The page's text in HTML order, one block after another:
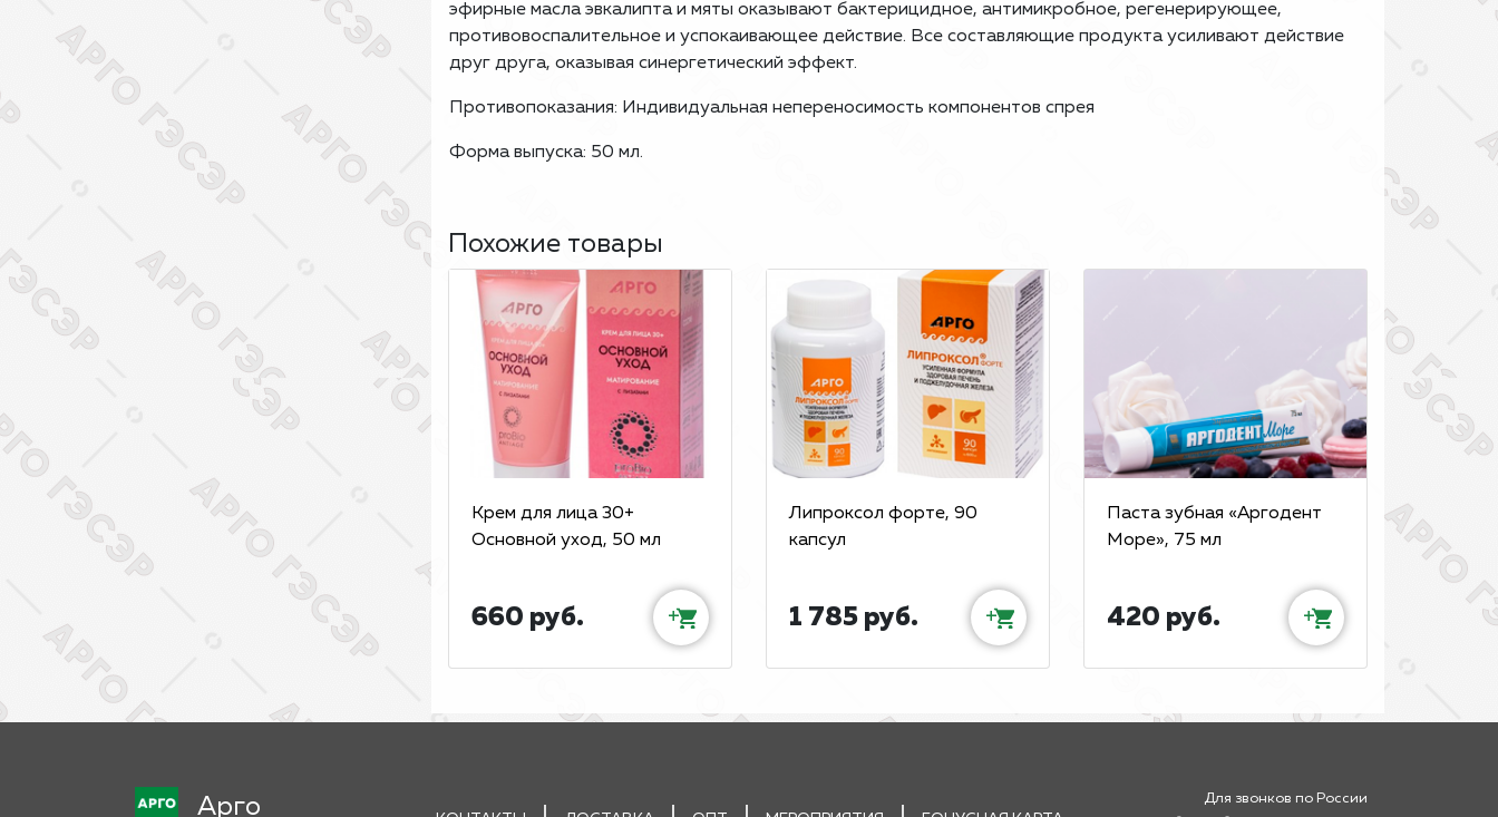
эфирные масла эвкалипта и мяты оказывают бактерицидное, антимикробное, регенерирующее,
противовоспалительное и успокаивающее действие. Все составляющие продукта усиливают действие
друг друга, оказывая синергетический эффект.
Противопоказания: Индивидуальная непереносимость компонентов спрея
Форма выпуска: 50 мл.
Похожие товары
Крем для лица 30+
Основной уход, 50 мл
660 руб. +
Липроксол форте, 90
капсул
1 785 руб. +
Паста зубная «Аргодент
Море», 75 мл
420 руб. +
Арго
Для звонков по России